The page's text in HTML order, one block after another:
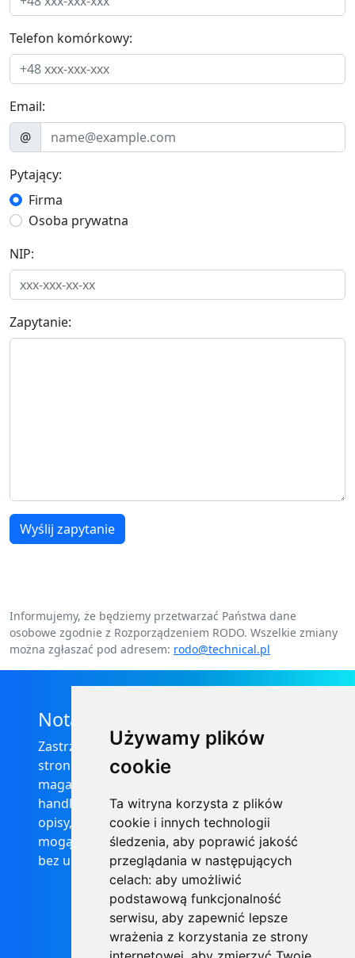
Używamy plików
cookie
Ta witryna korzysta z plików
cookie i innych technologii
śledzenia, aby poprawić jakość
przeglądania w następujących
celach: aby umożliwić
podstawową funkcjonalność
serwisu, aby zapewnić lepsze
wrażenia z korzystania ze strony
Telefon komórkowy:
Email:
@
Pytający:
Firma
Osoba prywatna
NIP:
Zapytanie:
Wyślij zapytanie
Informujemy, że będziemy przetwarzać Państwa dane
osobowe zgodnie z Rozporządzeniem RODO. Wszelkie zmiany
można zgłaszać pod adresem: rodo@technical.pl
Nota prawna
Zastrzega się, że informacje zamieszczone na
stronie internetowej https://informator-
magazynowy.technical.pl/ nie stanowią oferty
handlowej w rozumieniu prawa, ponadto
opisy, dane techniczne i pozostałe informacje
mogą ulec zmianie bez podania przyczyny i
bez uprzedzenia.